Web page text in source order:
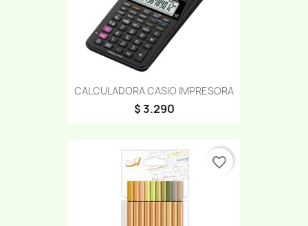
CALCULADORA CASIO IMPRESORA
$ 3.290
favorite_border